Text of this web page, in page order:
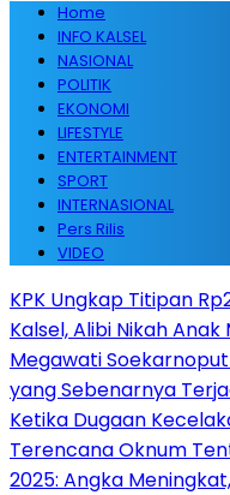
Home
INFO KALSEL
NASIONAL
POLITIK
EKONOMI
LIFESTYLE
ENTERTAINMENT
SPORT
INTERNASIONAL
Pers Rilis
VIDEO
KPK Ungkap Titipan
Kalsel, Alibi Nikah Anak
Megawati
yang Sebenarnya
Ketika Dugaan
Terencana Oknum
2025: Angka